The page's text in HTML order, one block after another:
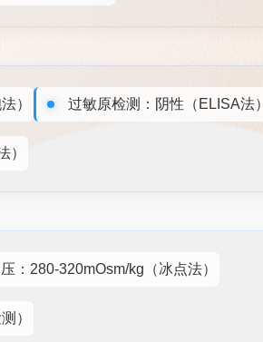
） 过敏原检测：阴性（ELISA法）
）
：280-320mOsm/kg（冰点法）
）